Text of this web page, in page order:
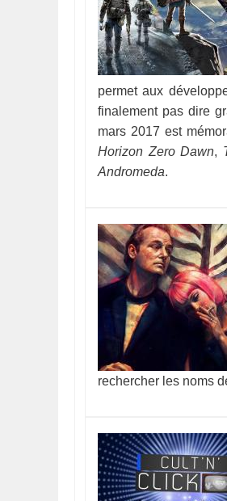
permet aux
finalement pas dire
mars 2017 est
Horizon Zero Dawn,
Andromeda.
rechercher les noms